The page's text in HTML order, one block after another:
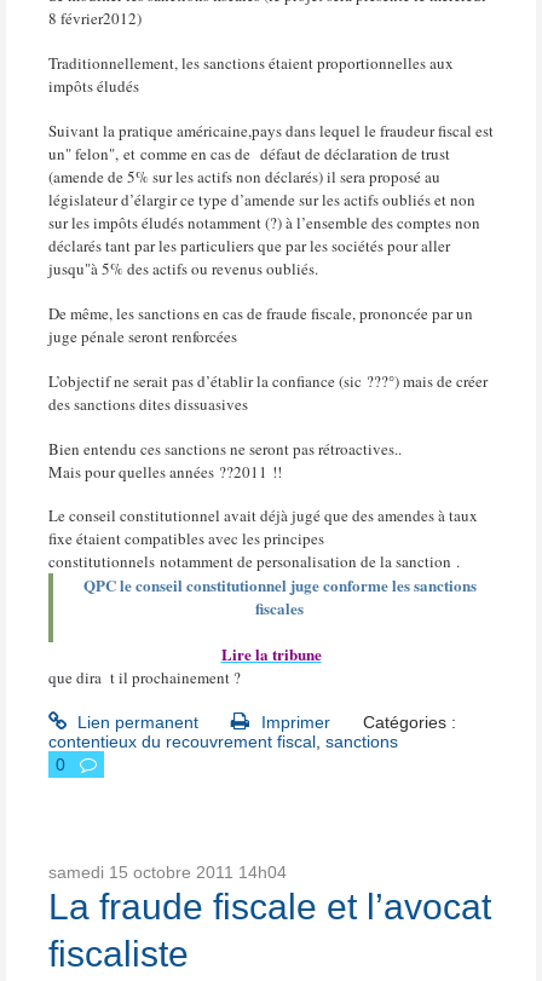
8 février2012)
Traditionnellement, les sanctions étaient proportionnelles aux
impôts éludés
Suivant la pratique américaine,pays dans lequel le fraudeur fiscal est
un" felon", et comme en cas de défaut de déclaration de trust
(amende de 5% sur les actifs non déclarés) il sera proposé au
législateur d’élargir ce type d’amende sur les actifs oubliés et non
sur les impôts éludés notamment (?) à l’ensemble des comptes non
déclarés tant par les particuliers que par les sociétés pour aller
jusqu"à 5% des actifs ou revenus oubliés.
De même, les sanctions en cas de fraude fiscale, prononcée par un
juge pénale seront renforcées
L’objectif ne serait pas d’établir la confiance (sic ???°) mais de créer
des sanctions dites dissuasives
Bien entendu ces sanctions ne seront pas rétroactives..
Mais pour quelles années ??2011 !!
Le conseil constitutionnel avait déjà jugé que des amendes à taux
fixe étaient compatibles avec les principes
constitutionnels notamment de personalisation de la sanction .
QPC le conseil constitutionnel juge conforme les sanctions
fiscales
Lire la tribune
que dira t il prochainement ?
Lien permanent Imprimer
Catégories :
contentieux du recouvrement fiscal, sanctions
0
samedi 15 octobre 2011 14h04
La fraude fiscale et l’avocat
fiscaliste